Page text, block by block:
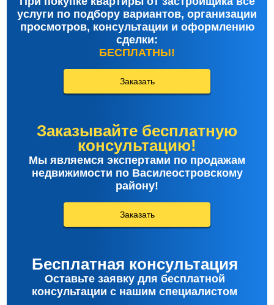
услуги по подбору вариантов, организации
просмотров, консультации и оформлению
сделки:
БЕСПЛАТНЫ!
Заказать
Заказывайте бесплатную
консультацию!
Мы являемся экспертами по продажам
недвижимости по Василеостровскому
району!
Заказать
Бесплатная консультация
Оставьте заявку для бесплатной
консультации с нашим специалистом